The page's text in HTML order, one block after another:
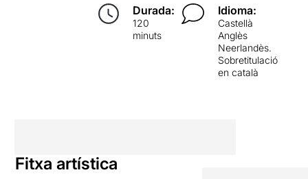
Durada:
120
minuts
Idioma:
Castellà
Anglès
Neerlandès.
Sobretitulació
en català
Fitxa artística